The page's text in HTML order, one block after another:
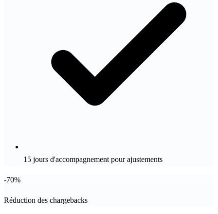
15 jours d'accompagnement pour ajustements
-70%
Réduction des chargebacks